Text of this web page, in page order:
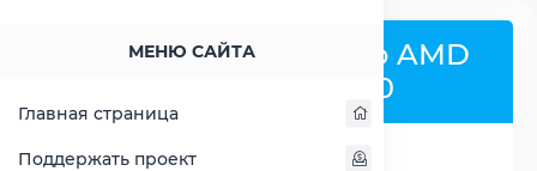
МЕНЮ САЙТА
Главная страница
Поддержать проект
Сравнить процессор AMD
Phenom X4 9600